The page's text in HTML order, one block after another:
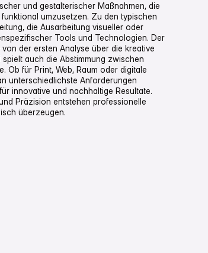
und gestalterischer Maßnahmen, die
umzusetzen. Zu den typischen
die Ausarbeitung visueller oder
Tools und Technologien. Der
der ersten Analyse über die kreative
auch die Abstimmung zwischen
Ob für Print, Web, Raum oder digitale
unterschiedlichste Anforderungen
innovative und nachhaltige Resultate.
Präzision entstehen professionelle
überzeugen.